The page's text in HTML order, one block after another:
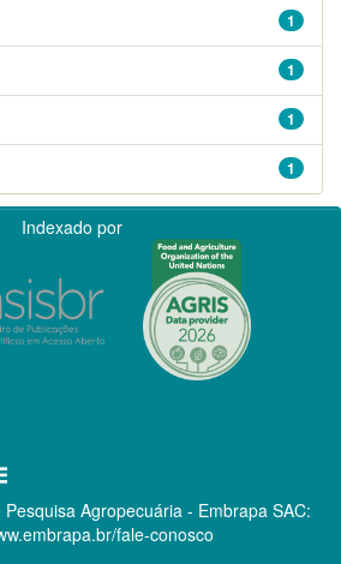
1
1
1
1
Indexado por
Agropecuária - Embrapa SAC:
fale-conosco